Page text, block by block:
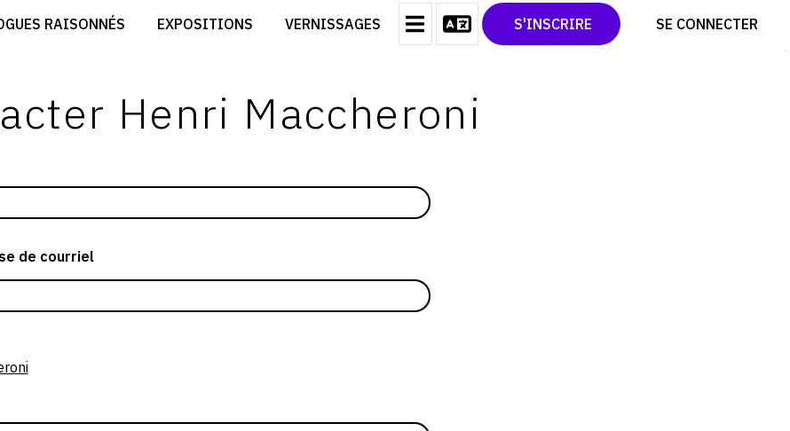
RAISONNÉS EXPOSITIONS VERNISSAGES S'INSCRIRE SE CONNECTER
CRÉER SON CATALOGUE D'EXPO
CONTACT
CGU
TWITTER
PINTEREST
Henri Maccheroni
de courriel